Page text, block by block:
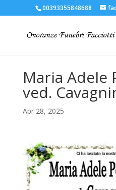
00393355848688
Maria Adele
ved.
Apr 28, 2025